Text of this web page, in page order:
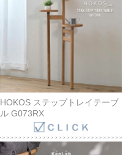
HOKOS ステップトレイテーブ
ル G073RX